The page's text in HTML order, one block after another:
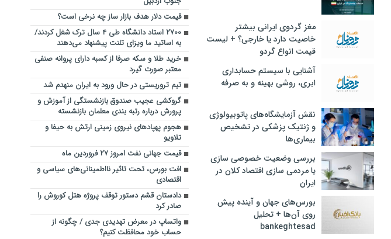
مغز گردوی ایرانی بیشتر
خاصیت دارد یا خارجی؟ + لیست
قیمت انواع گردو
آشنایی با سیستم حسابداری
ابری، روشی بهینه و به صرفه
نقش آزمایشگاه‌های پاتوبیولوژی
و ژنتیک پزشکی در تشخیص
بیماری‌ها
بررسی وضعیت خصوصی سازی
یا مردمی سازی اقتصاد کلان در
ایران
بورس‌های جهان و آینده پیش
روی آن‌ها + تحلیل
bankeghtesad
قیمت دلار هدف بازار ساز چه نرخی است؟
۲۷۰۰ استاد دانشگاه طی ۴ سال ترک شغل کردند/
به اساتید ما ویزای تلنت پیشنهاد می‌دهند
خرید طلا و سکه صرفا از کسبه دارای پروانه صنفی
معتبر صورت گیرد
تیم تروریستی در حال ورود به ایران منهدم شد
گروکشی عجیب صندوق بازنشستگی از آموزش و
پرورش درباره رتبه بندی معلمان بازنشسته
هجوم پهپادهای نیروی زمینی ارتش به حیفا و
تلاویو
قیمت جهانی نفت امروز ۲۷ فروردین ماه
افت بورس، تحت تاثیر نااطمینانی‌های سیاسی و
اقتصادی
دادستان قشم دستور توقف پروژه هتل کوروش را
صادر کرد
واتساپ در معرض تهدیدی جدی / چگونه از
حساب خود محافظت کنیم؟